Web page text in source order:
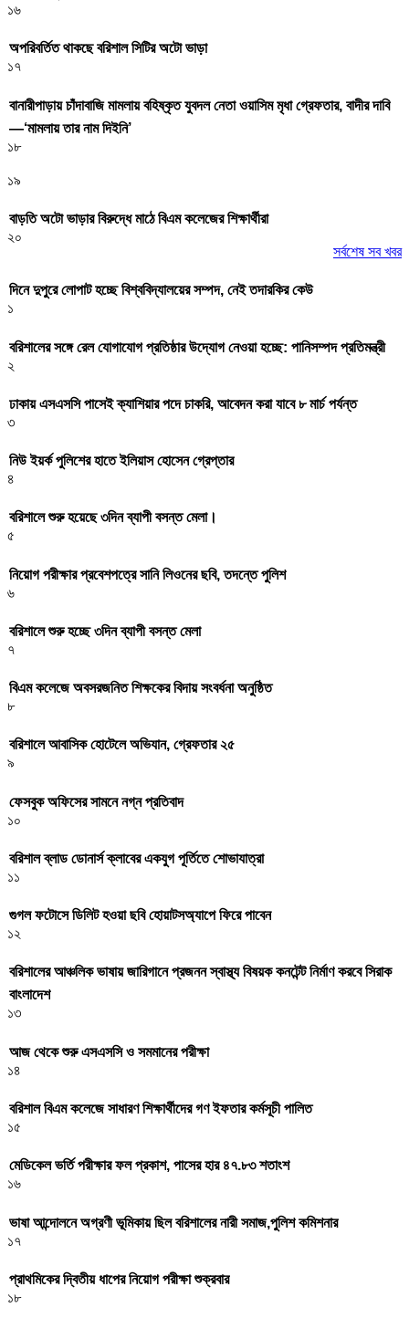
১৬
অপরিবর্তিত থাকছে বরিশাল সিটির অটো ভাড়া
১৭
বানারীপাড়ায় চাঁদাবাজি মামলায় বহিষ্কৃত যুবদল নেতা ওয়াসিম মৃধা গ্রেফতার, বাদীর দাবি
—‘মামলায় তার নাম দিইনি’
১৮
১৯
বাড়তি অটো ভাড়ার বিরুদ্ধে মাঠে বিএম কলেজের শিক্ষার্থীরা
২০
সর্বশেষ সব খবর
দিনে দুপুরে লোপাট হচ্ছে বিশ্ববিদ্যালয়ের সম্পদ, নেই তদারকির কেউ
১
বরিশালের সঙ্গে রেল যোগাযোগ প্রতিষ্ঠার উদ্যোগ নেওয়া হচ্ছে: পানিসম্পদ প্রতিমন্ত্রী
২
ঢাকায় এসএসসি পাসেই ক্যাশিয়ার পদে চাকরি, আবেদন করা যাবে ৮ মার্চ পর্যন্ত
৩
নিউ ইয়র্ক পুলিশের হাতে ইলিয়াস হোসেন গ্রেপ্তার
৪
বরিশালে শুরু হয়েছে ৩দিন ব্যাপী বসন্ত মেলা।
৫
নিয়োগ পরীক্ষার প্রবেশপত্রে সানি লিওনের ছবি, তদন্তে পুলিশ
৬
বরিশালে শুরু হচ্ছে ৩দিন ব্যাপী বসন্ত মেলা
৭
বিএম কলেজে অবসরজনিত শিক্ষকের বিদায় সংবর্ধনা অনুষ্ঠিত
৮
বরিশালে আবাসিক হোটেলে অভিযান, গ্রেফতার ২৫
৯
ফেসবুক অফিসের সামনে নগ্ন প্রতিবাদ
১০
বরিশাল ব্লাড ডোনার্স ক্লাবের একযুগ পূর্তিতে শোভাযাত্রা
১১
গুগল ফটোসে ডিলিট হওয়া ছবি হোয়াটসঅ্যাপে ফিরে পাবেন
১২
বরিশালের আঞ্চলিক ভাষায় জারিগানে প্রজনন স্বাস্থ্য বিষয়ক কনটেন্ট নির্মাণ করবে সিরাক
বাংলাদেশ
১৩
আজ থেকে শুরু এসএসসি ও সমমানের পরীক্ষা
১৪
বরিশাল বিএম কলেজে সাধারণ শিক্ষার্থীদের গণ ইফতার কর্মসূচী পালিত
১৫
মেডিকেল ভর্তি পরীক্ষার ফল প্রকাশ, পাসের হার ৪৭.৮৩ শতাংশ
১৬
ভাষা আন্দোলনে অগ্রণী ভূমিকায় ছিল বরিশালের নারী সমাজ,পুলিশ কমিশনার
১৭
প্রাথমিকের দ্বিতীয় ধাপের নিয়োগ পরীক্ষা শুক্রবার
১৮